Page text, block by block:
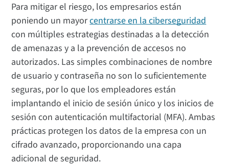
Para mitigar el riesgo, los empresarios están
poniendo un mayorcentrarse en la ciberseguridad
con múltiples estrategias destinadas a la detección
de amenazas y a la prevención de accesos no
autorizados. Las simples combinaciones de nombre
de usuario y contraseña no son lo suficientemente
seguras, por lo que los empleadores están
implantando el inicio de sesión único y los inicios de
sesión con autenticación multifactorial (MFA). Ambas
prácticas protegen los datos de la empresa con un
cifrado avanzado, proporcionando una capa
adicional de seguridad.